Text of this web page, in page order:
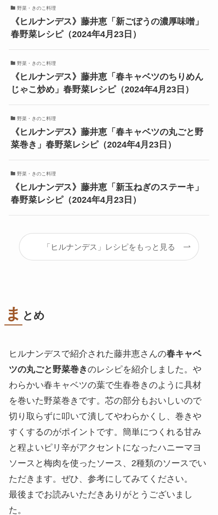
野菜・きのこ料理
《ヒルナンデス》藤井恵「新ごぼうの濃厚味噌」
春野菜レシピ（2024年4月23日）
野菜・きのこ料理
《ヒルナンデス》藤井恵「春キャベツのちりめん
じゃこ炒め」春野菜レシピ（2024年4月23日）
野菜・きのこ料理
《ヒルナンデス》藤井恵「春キャベツの丸ごと野
菜巻き」春野菜レシピ（2024年4月23日）
野菜・きのこ料理
《ヒルナンデス》藤井恵「新玉ねぎのステーキ」
春野菜レシピ（2024年4月23日）
「ヒルナンデス」レシピをもっと見る
ま とめ
ヒルナンデスで紹介された藤井恵さんの春キャベ
ツの丸ごと野菜巻きのレシピを紹介しました。や
わらかい春キャベツの葉で生春巻きのように具材
を巻いた野菜巻きです。芯の部分もおいしいので
切り取らずに叩いて潰してやわらかくし、巻きや
すくするのがポイントです。簡単につくれる甘み
と程よいピリ辛がアクセントになったハニーマヨ
ソースと梅肉を使ったソース、2種類のソースでい
ただきます。ぜひ、参考にしてみてください。
最後までお読みいただきありがとうございまし
た。